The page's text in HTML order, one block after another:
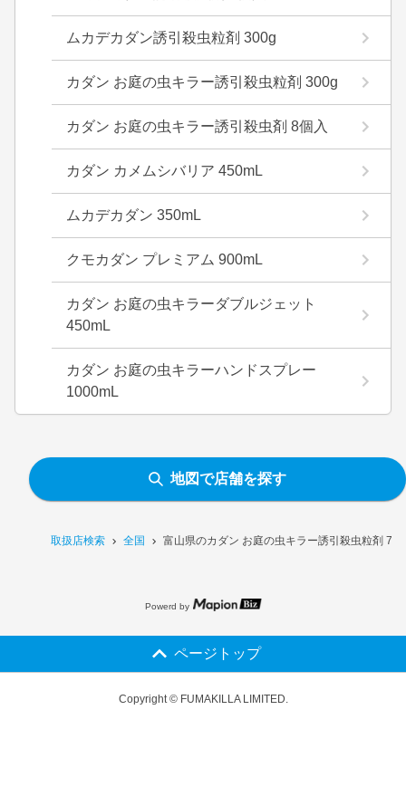
取扱店検索 全国 富山県のカダン お庭の虫キラー誘引殺虫粒剤
ムカデカダン誘引殺虫粒剤 300g
カダン お庭の虫キラー誘引殺虫粒剤 300g
カダン お庭の虫キラー誘引殺虫剤 8個入
カダン カメムシバリア 450mL
ムカデカダン 350mL
クモカダン プレミアム 900mL
カダン お庭の虫キラーダブルジェット
450mL
カダン お庭の虫キラーハンドスプレー
1000mL
地図で店舗を探す
Powerd by
ページトップ
Copyright © FUMAKILLA LIMITED.